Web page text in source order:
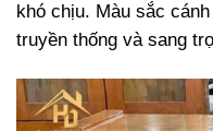
khó chịu. Màu sắc
truyền thống và sang